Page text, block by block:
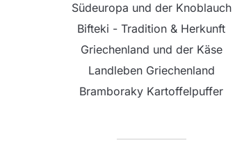
Südeuropa und der Knoblauch
Bifteki - Tradition & Herkunft
Griechenland und der Käse
Landleben Griechenland
Bramboraky Kartoffelpuffer